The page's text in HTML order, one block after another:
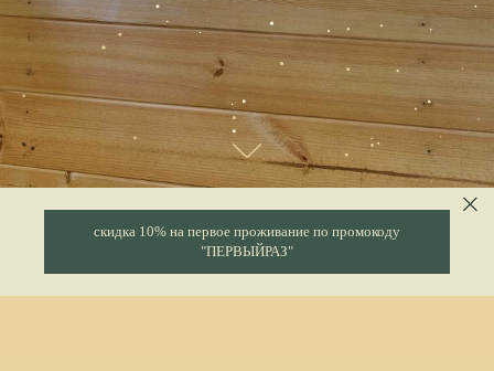
cкидка 10% на первое проживание по промокоду
"ПЕРВЫЙРАЗ"